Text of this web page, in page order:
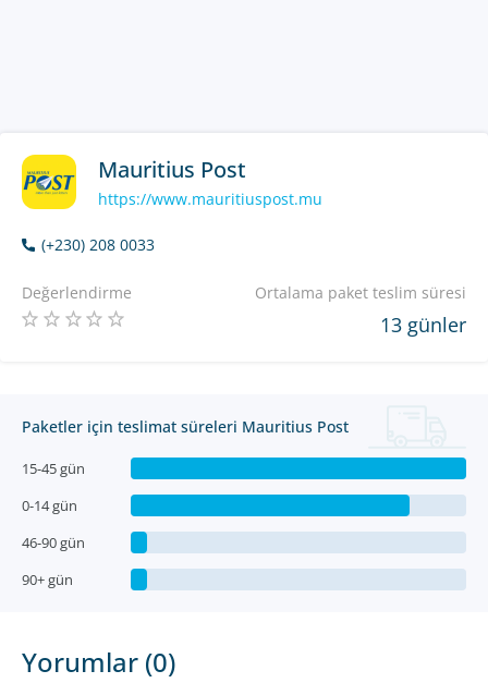
Mauritius Post
https://www.mauritiuspost.mu
(+230) 208 0033
Değerlendirme Ortalama paket teslim süresi
13 günler
Paketler için teslimat süreleri Mauritius Post
15-45 gün
0-14 gün
46-90 gün
90+ gün
Yorumlar (0)